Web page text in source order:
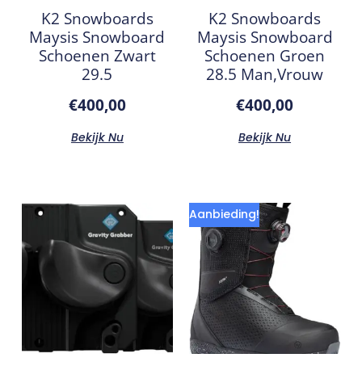
K2 Snowboards
Maysis Snowboard
Schoenen Zwart
29.5
€400,00
Bekijk Nu
K2 Snowboards
Maysis Snowboard
Schoenen Groen
28.5 Man,Vrouw
€400,00
Bekijk Nu
Aanbieding!